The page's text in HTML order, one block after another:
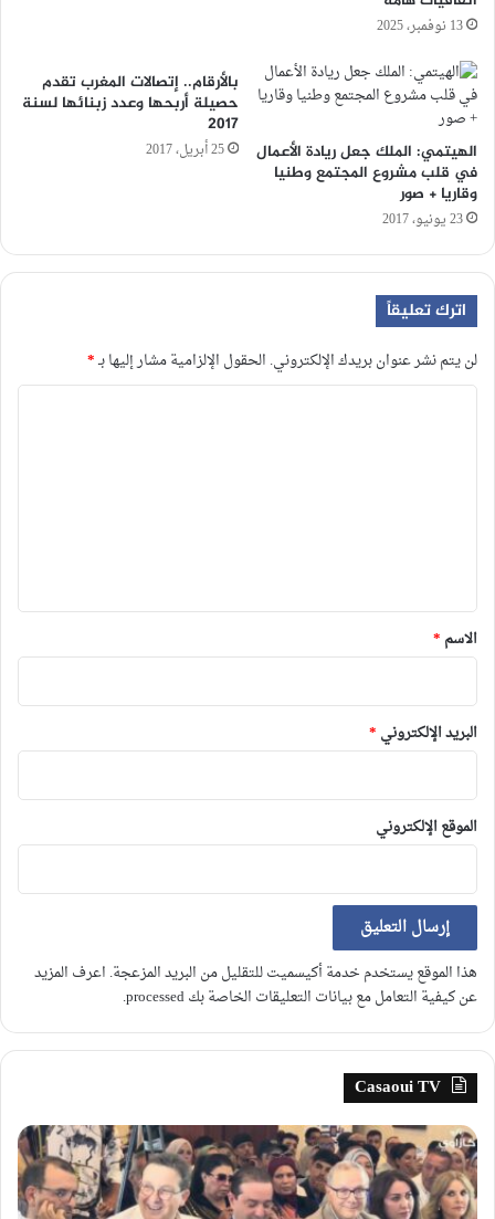
13 نوفمبر، 2025
الهيتمي: الملك جعل ريادة الأعمال
في قلب مشروع المجتمع وطنيا
وقاريا + صور
23 يونيو، 2017
بالأرقام.. إتصالات المغرب تقدم
حصيلة أربحها وعدد زبنائها لسنة
2017
25 أبريل، 2017
اترك تعليقاً
لن يتم نشر عنوان بريدك الإلكتروني. الحقول الإلزامية مشار إليها بـ*
*
الاسم *
البريد الإلكتروني *
الموقع الإلكتروني
هذا الموقع يستخدم خدمة أكيسميت للتقليل من البريد المزعجة. اعرف المزيد
عن كيفية التعامل مع بيانات التعليقات الخاصة بك processed
.
Casaoui TV